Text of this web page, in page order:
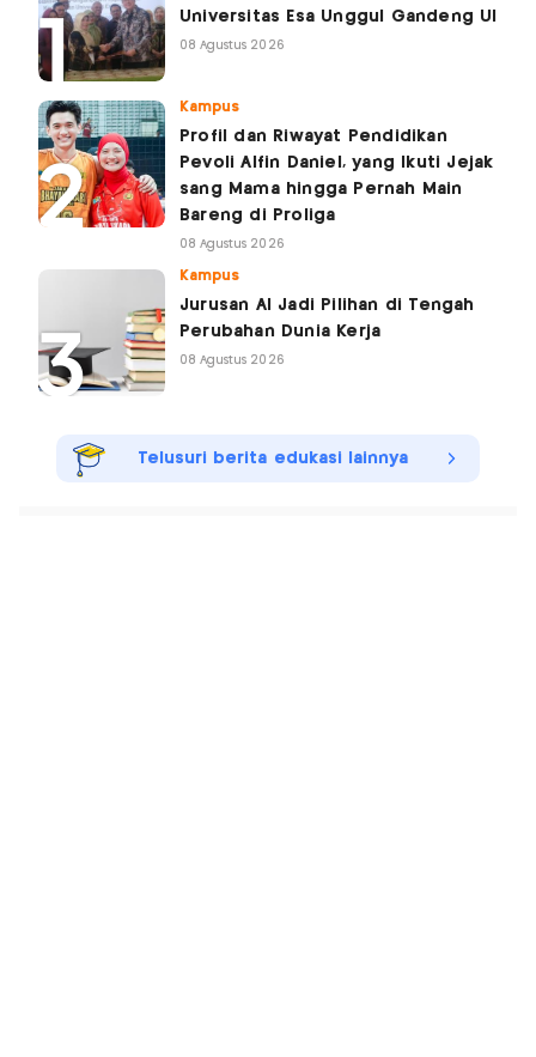
Universitas Esa Unggul Gandeng UI
08 Agustus 2026
Kampus
Profil dan Riwayat Pendidikan
Pevoli Alfin Daniel, yang Ikuti Jejak
sang Mama hingga Pernah Main
Bareng di Proliga
08 Agustus 2026
Kampus
Jurusan AI Jadi Pilihan di Tengah
Perubahan Dunia Kerja
08 Agustus 2026
Telusuri berita edukasi lainnya